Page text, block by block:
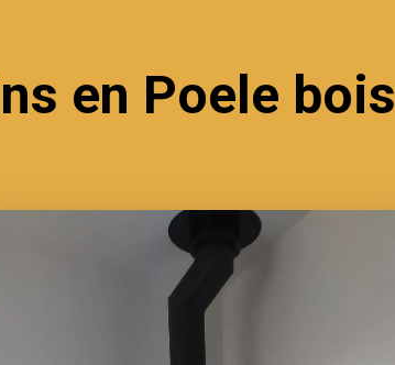
en Poele bois